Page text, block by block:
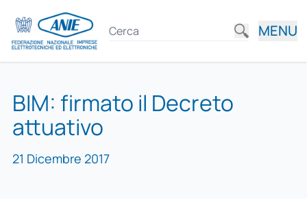
MENU
BIM: firmato il Decreto
attuativo
21 Dicembre 2017